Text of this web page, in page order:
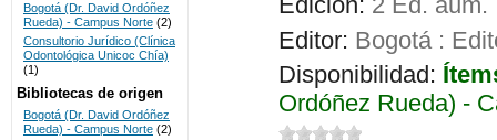
Editor: Bogotá :
Disponibilidad:
Ordóñez Rueda) -
Bogotá (Dr. David Ordóñez
Rueda) - Campus Norte (2)
Consultorio Jurídico (Clínica
Odontológica Unicoc Chía)
(1)
Bibliotecas de origen
Bogotá (Dr. David Ordóñez
Rueda) - Campus Norte (2)